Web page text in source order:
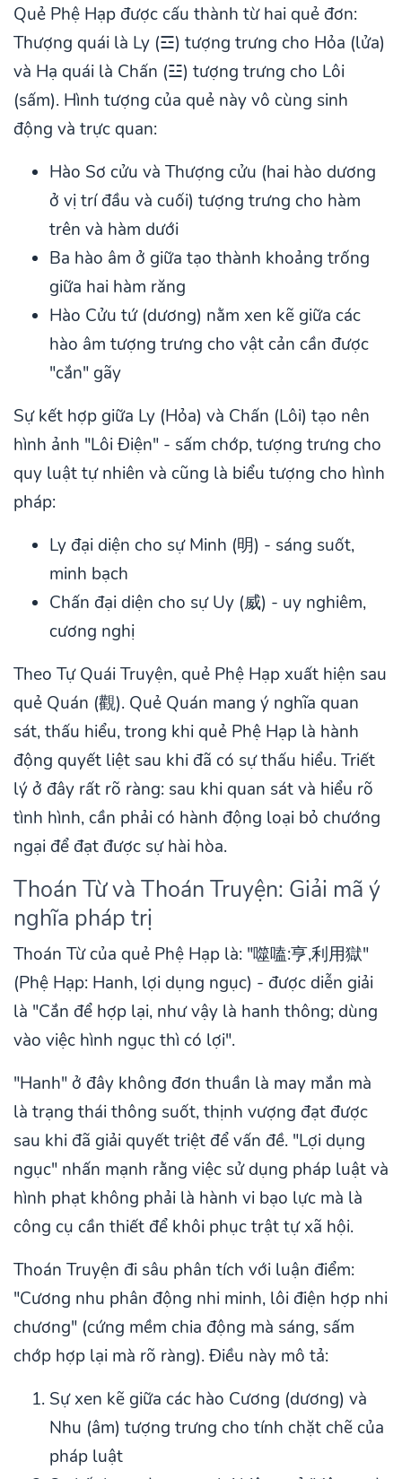
Quẻ Phệ Hạp được cấu thành từ hai quẻ đơn:
Thượng quái là Ly (☲) tượng trưng cho Hỏa (lửa)
và Hạ quái là Chấn (☳) tượng trưng cho Lôi
(sấm). Hình tượng của quẻ này vô cùng sinh
động và trực quan:
Hào Sơ cửu và Thượng cửu (hai hào dương
ở vị trí đầu và cuối) tượng trưng cho hàm
trên và hàm dưới
Ba hào âm ở giữa tạo thành khoảng trống
giữa hai hàm răng
Hào Cửu tứ (dương) nằm xen kẽ giữa các
hào âm tượng trưng cho vật cản cần được
"cắn" gãy
Sự kết hợp giữa Ly (Hỏa) và Chấn (Lôi) tạo nên
hình ảnh "Lôi Điện" - sấm chớp, tượng trưng cho
quy luật tự nhiên và cũng là biểu tượng cho hình
pháp:
Ly đại diện cho sự Minh (明) - sáng suốt,
minh bạch
Chấn đại diện cho sự Uy (威) - uy nghiêm,
cương nghị
Theo Tự Quái Truyện, quẻ Phệ Hạp xuất hiện sau
quẻ Quán (觀). Quẻ Quán mang ý nghĩa quan
sát, thấu hiểu, trong khi quẻ Phệ Hạp là hành
động quyết liệt sau khi đã có sự thấu hiểu. Triết
lý ở đây rất rõ ràng: sau khi quan sát và hiểu rõ
tình hình, cần phải có hành động loại bỏ chướng
ngại để đạt được sự hài hòa.
Thoán Từ và Thoán Truyện: Giải mã ý
nghĩa pháp trị
Thoán Từ của quẻ Phệ Hạp là: "噬嗑:亨,利用獄"
(Phệ Hạp: Hanh, lợi dụng ngục) - được diễn giải
là "Cắn để hợp lại, như vậy là hanh thông; dùng
vào việc hình ngục thì có lợi".
"Hanh" ở đây không đơn thuần là may mắn mà
là trạng thái thông suốt, thịnh vượng đạt được
sau khi đã giải quyết triệt để vấn đề. "Lợi dụng
ngục" nhấn mạnh rằng việc sử dụng pháp luật và
hình phạt không phải là hành vi bạo lực mà là
công cụ cần thiết để khôi phục trật tự xã hội.
Thoán Truyện đi sâu phân tích với luận điểm:
"Cương nhu phân động nhi minh, lôi điện hợp nhi
chương" (cứng mềm chia động mà sáng, sấm
chớp hợp lại mà rõ ràng). Điều này mô tả:
Sự xen kẽ giữa các hào Cương (dương) và
Nhu (âm) tượng trưng cho tính chặt chẽ của
pháp luật